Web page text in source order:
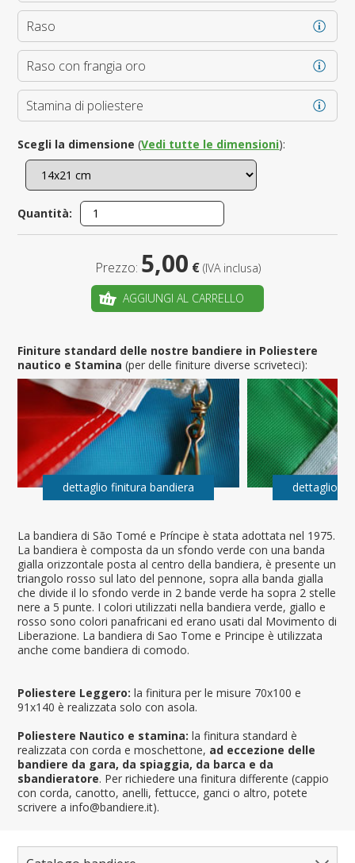
La bandiera di São Tomé e Príncipe è stata adottata nel 1975.
La bandiera è composta da un sfondo verde con una banda
gialla orizzontale posta al centro della bandiera, è presente un
triangolo rosso sul lato del pennone, sopra alla banda gialla
che divide il lo sfondo verde in 2 bande verde ha sopra 2 stelle
nere a 5 punte. I colori utilizzati nella bandiera verde, giallo e
rosso sono colori panafricani ed erano usati dal Movimento di
Liberazione. La bandiera di Sao Tome e Principe è utilizzata
anche come bandiera di comodo.
Poliestere Leggero: la finitura per le misure 70x100 e
91x140 è realizzata solo con asola.
Poliestere Nautico e stamina: la finitura standard è
realizzata con corda e moschettone, ad eccezione delle
bandiere da gara, da spiaggia, da barca e da
sbandieratore. Per richiedere una finitura differente (cappio
con corda, canotto, anelli, fettucce, ganci o altro, potete
scrivere a info@bandiere.it).
Raso
Raso con frangia oro
Stamina di poliestere
Scegli la dimensione (Vedi tutte le dimensioni):
Quantità:
Prezzo: 5,00 € (IVA inclusa)
AGGIUNGI AL CARRELLO
Finiture standard delle nostre bandiere in Poliestere
nautico e Stamina(per delle finiture diverse scriveteci):
dettaglio finitura bandiera dettaglio